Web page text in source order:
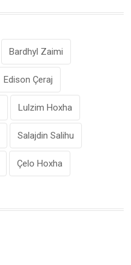
Bardhyl Zaimi
Edison Çeraj
Lulzim Hoxha
Salajdin Salihu
Çelo Hoxha